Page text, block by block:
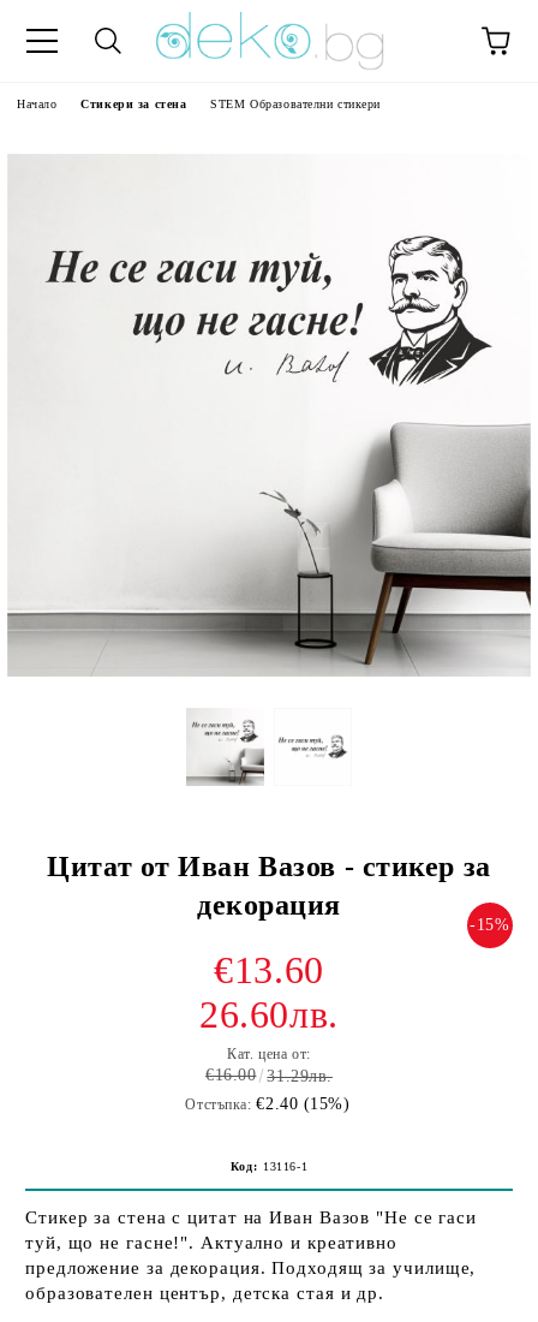
Начало Стикери за стена STEM Образователни стикери
Цитат от Иван Вазов - стикер за
декорация
-15%
€13.60
26.60лв.
Кат. цена от:
€16.00 31.29лв.
Отстъпка: €2.40 (15%)
Код: 13116-1
Стикер за стена с цитат на Иван Вазов "Не се гаси
туй, що не гасне!". Актуално и креативно
предложение за декорация. Подходящ за училище,
образователен център, детска стая и др.